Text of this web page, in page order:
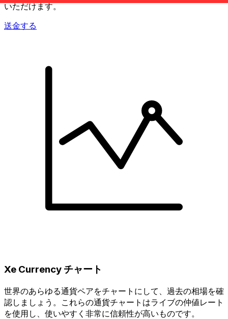
いただけます。
送金する
Xe Currency チャート
世界のあらゆる通貨ペアをチャートにして、過去の相場を確
認しましょう。これらの通貨チャートはライブの仲値レート
を使用し、使いやすく非常に信頼性が高いものです。